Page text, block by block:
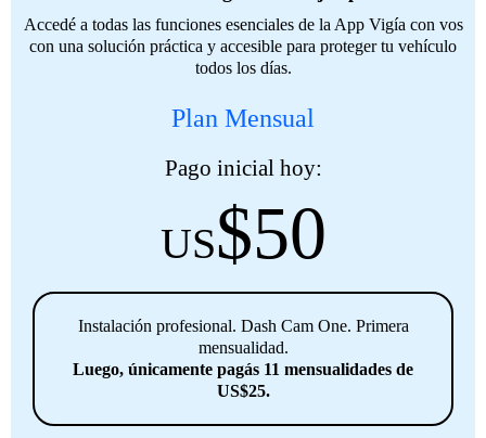
Accedé a todas las funciones esenciales de la App Vigía con vos
con una solución práctica y accesible para proteger tu vehículo
todos los días.
Plan Mensual
Pago inicial hoy:
US$50
Instalación profesional. Dash Cam One. Primera
mensualidad.
Luego, únicamente pagás 11 mensualidades de
US$25.